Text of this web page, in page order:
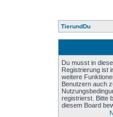
TierundDu
Du musst in
Registrierung ist
weitere
Benutzern auch
registrierst. Bitte
diesem Board